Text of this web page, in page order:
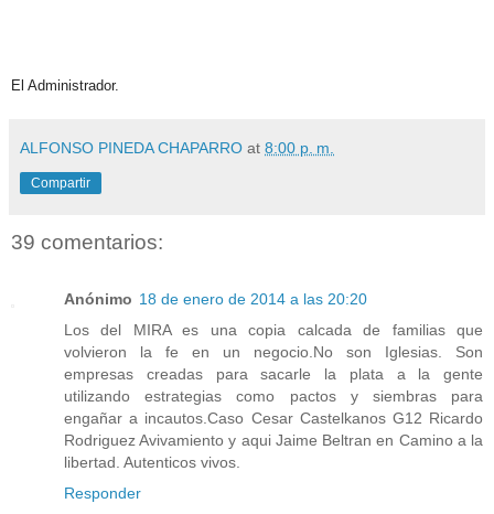
El Administrador.
ALFONSO PINEDA CHAPARRO at 8:00 p. m.
Compartir
39 comentarios:
Anónimo 18 de enero de 2014 a las 20:20
Los del MIRA es una copia calcada de familias que
volvieron la fe en un negocio.No son Iglesias. Son
empresas creadas para sacarle la plata a la gente
utilizando estrategias como pactos y siembras para
engañar a incautos.Caso Cesar Castelkanos G12 Ricardo
Rodriguez Avivamiento y aqui Jaime Beltran en Camino a la
libertad. Autenticos vivos.
Responder